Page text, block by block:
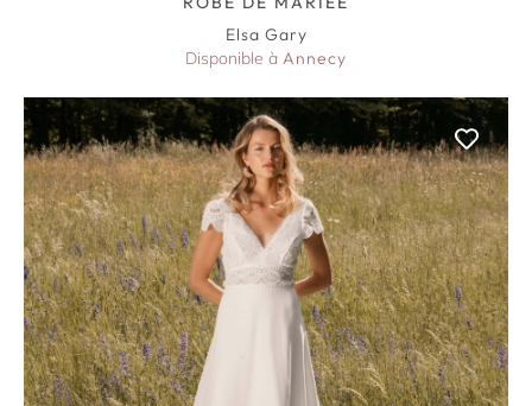
Elsa Gary
Disponible à Annecy